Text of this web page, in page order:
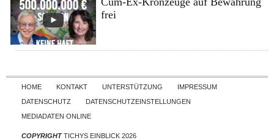
frei
Skip to content
HOME KONTAKT UNTERSTÜTZUNG
IMPRESSUM
DATENSCHUTZ
DATENSCHUTZEINSTELLUNGEN
MEDIADATEN ONLINE
COPYRIGHTTICHYS EINBLICK 2026